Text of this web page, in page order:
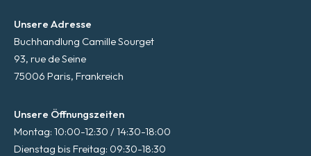
Unsere Adresse
Buchhandlung Camille Sourget
93, rue de Seine
75006 Paris, Frankreich
Unsere Öffnungszeiten
Montag: 10:00-12:30 / 14:30-18:00
Dienstag bis Freitag: 09:30-18:30